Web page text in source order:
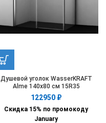
Душевой уголок WasserKRAFT
Alme 140х80 см 15R35
122950 ₽
Скидка 15% по промокоду
January